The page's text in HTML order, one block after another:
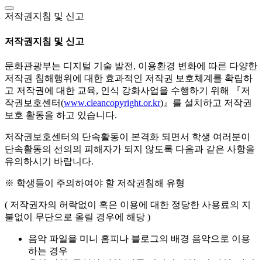
저작권지침 및 신고
저작권지침 및 신고
문화관광부는 디지털 기술 발전, 이용환경 변화에 따른 다양한
저작권 침해행위에 대한 효과적인 저작권 보호체계를 확립하
고 저작권에 대한 교육, 인식 강화사업을 수행하기 위해 『저
작권보호센터(www.cleancopyright.or.kr)』를 설치하고 저작권
보호 활동을 하고 있습니다.
저작권보호센터의 단속활동이 본격화 되면서 학생 여러분이
단속활동의 선의의 피해자가 되지 않도록 다음과 같은 사항을
유의하시기 바랍니다.
※ 학생들이 주의하여야 할 저작권침해 유형
( 저작권자의 허락없이 혹은 이용에 대한 정당한 사용료의 지
불없이 무단으로 올릴 경우에 해당 )
음악 파일을 미니 홈피나 블로그의 배경 음악으로 이용
하는 경우